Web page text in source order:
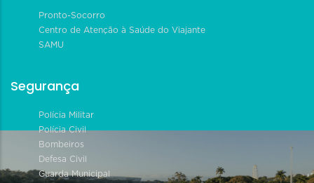
Pronto-Socorro
Centro de Atenção à Saúde do Viajante
SAMU
Segurança
Polícia Militar
Polícia Civil
Bombeiros
Defesa Civil
Guarda Municipal